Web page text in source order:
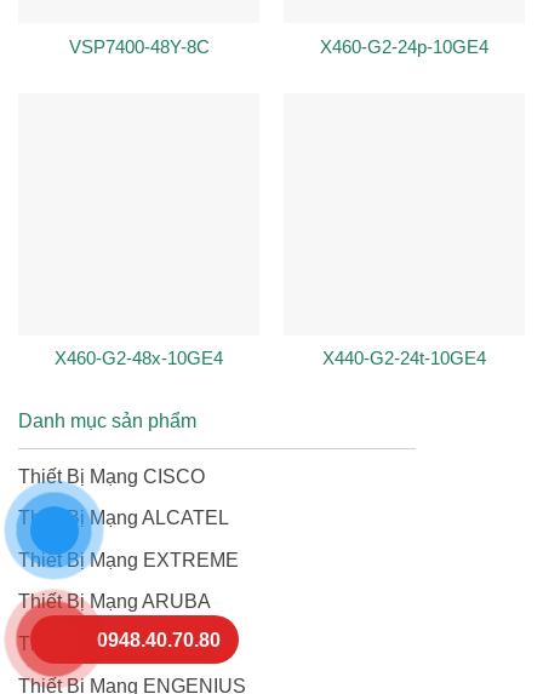
VSP7400-48Y-8C X460-G2-24p-10GE4
X460-G2-48x-10GE4 X440-G2-24t-10GE4
Danh mục sản phẩm
Thiết Bị Mạng CISCO
Thiết Bị Mạng ALCATEL
Thiết Bị Mạng EXTREME
Thiết Bị Mạng ARUBA
Thiết Bị Mạng RUCKUS
Thiết Bị Mạng ENGENIUS
0948.40.70.80